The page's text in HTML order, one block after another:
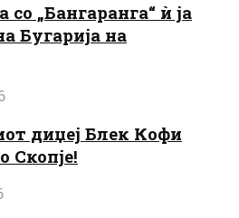
„Бангаранга“ ѝ ја
Бугарија на
диџеј Блек Кофи
Скопје!